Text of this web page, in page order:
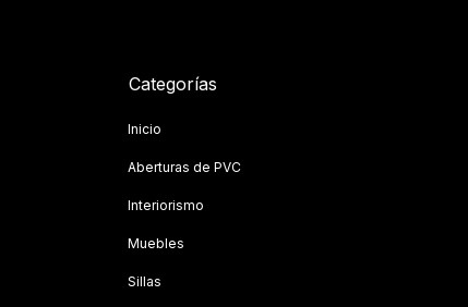
Categorías
Inicio
Aberturas de PVC
Interiorismo
Muebles
Sillas